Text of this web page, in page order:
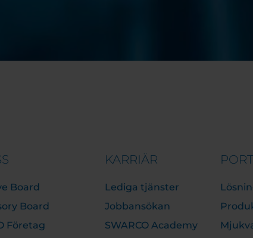
Board
Board
Företag
KARRIÄR
Lediga tjänster
Jobbansökan
SWARCO Academy